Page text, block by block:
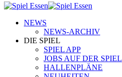
NEWS
NEWS-ARCHIV
DIE SPIEL
SPIEL APP
JOBS AUF DER SPIEL
HALLENPLÄNE